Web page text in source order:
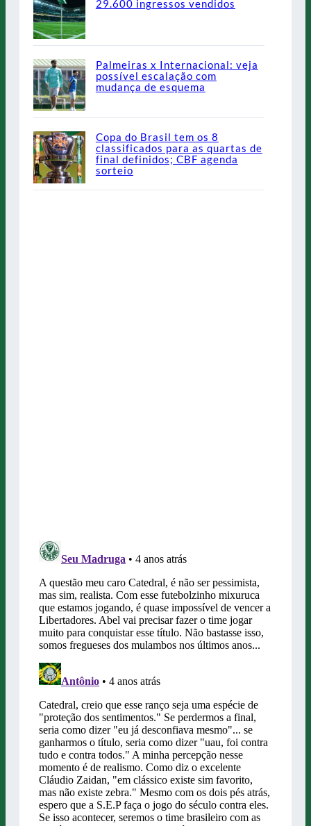
29.600 ingressos vendidos
Palmeiras x Internacional: veja
possível escalação com
mudança de esquema
Copa do Brasil tem os 8
classificados para as quartas de
final definidos; CBF agenda
sorteio